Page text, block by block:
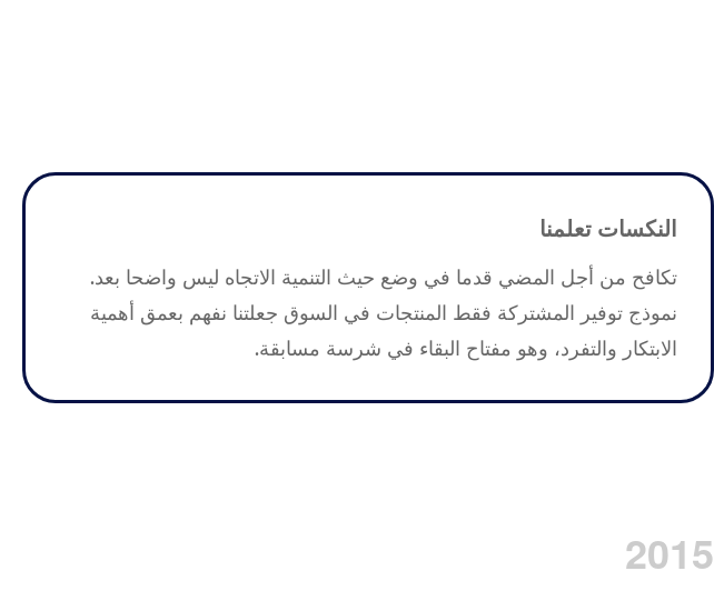
النكسات تعلمنا
تكافح من أجل المضي قدما في وضع حيث التنمية الاتجاه ليس واضحا بعد.
نموذج توفير المشتركة فقط المنتجات في السوق جعلتنا نفهم بعمق أهمية
الابتكار والتفرد، وهو مفتاح البقاء في شرسة مسابقة.
2015